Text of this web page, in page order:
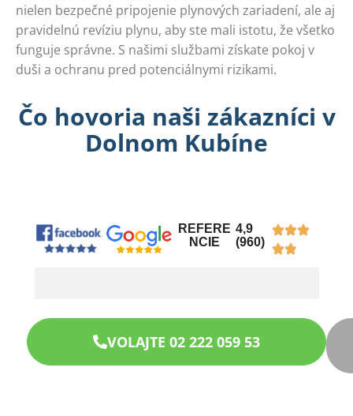
nielen bezpečné pripojenie plynových zariadení, ale aj
pravidelnú revíziu plynu, aby ste mali istotu, že všetko
funguje správne. S našimi službami získate pokoj v
duši a ochranu pred potenciálnymi rizikami.
Čo hovoria naši zákazníci v
Dolnom Kubíne
REFERE
NCIE
4,9
(960)
VOLAJTE 02 222 059 53